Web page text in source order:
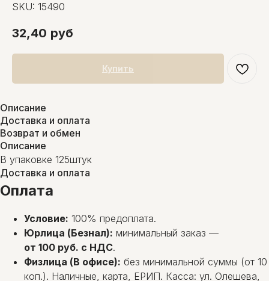
SKU: 15490
32,40 руб
Купить
Описание
Доставка и оплата
Возврат и обмен
Описание
В упаковке 125штук
Доставка и оплата
Оплата
Условие: 100% предоплата.
Юрлица (Безнал): минимальный заказ —
от 100 руб. с НДС.
Физлица (В офисе): без минимальной суммы (от 10
коп.). Наличные, карта, ЕРИП. Касса: ул. Олешева,